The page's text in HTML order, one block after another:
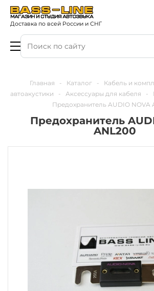
Доставка по всей России и СНГ
Главная - Каталог -
Кабель и
автоакустики
- Аксессуары для кабеля -
Предохранитель AUDIO NOVA
Предохранитель
ANL200